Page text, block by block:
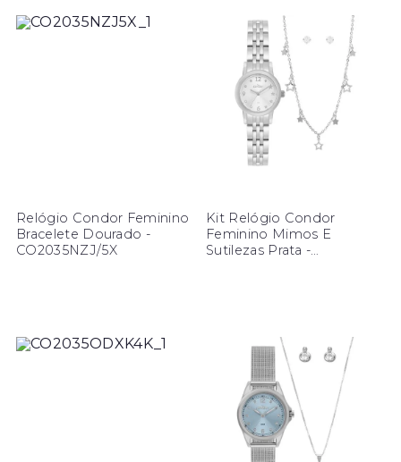
Relógio Condor Feminino
Bracelete Dourado -
CO2035NZJ/5X
Kit Relógio Condor
Feminino Mimos E
Sutilezas Prata -